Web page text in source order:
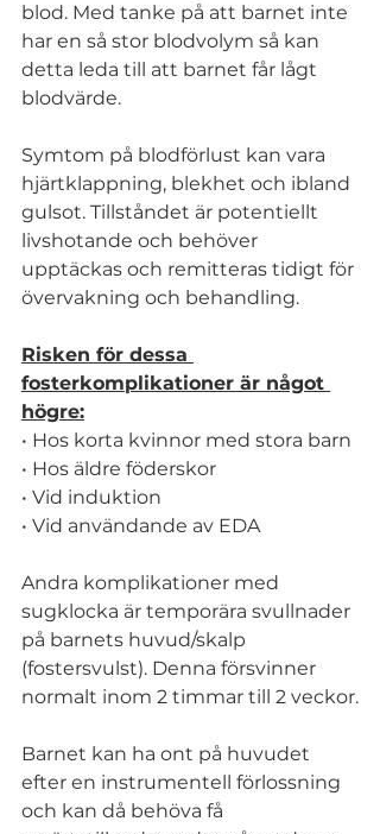
blod. Med tanke på att barnet inte
har en så stor blodvolym så kan
detta leda till att barnet får lågt
blodvärde.
Symtom på blodförlust kan vara
hjärtklappning, blekhet och ibland
gulsot. Tillståndet är potentiellt
livshotande och behöver
upptäckas och remitteras tidigt för
övervakning och behandling.
Risken för dessa
fosterkomplikationer är något
högre:
• Hos korta kvinnor med stora barn
• Hos äldre föderskor
• Vid induktion
• Vid användande av EDA
Andra komplikationer med
sugklocka är temporära svullnader
på barnets huvud/skalp
(fostersvulst). Denna försvinner
normalt inom 2 timmar till 2 veckor.
Barnet kan ha ont på huvudet
efter en instrumentell förlossning
och kan då behöva få